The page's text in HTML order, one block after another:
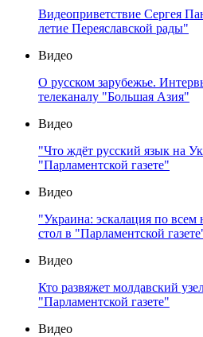
Видеоприветствие Сергея
летие Переяславской рады"
Видео
О русском зарубежье.
телеканалу "Большая Азия"
Видео
"Что ждёт русский язык на
"Парламентской газете"
Видео
"Украина: эскалация по
стол в "Парламентской
Видео
Кто развяжет молдавский
"Парламентской газете"
Видео